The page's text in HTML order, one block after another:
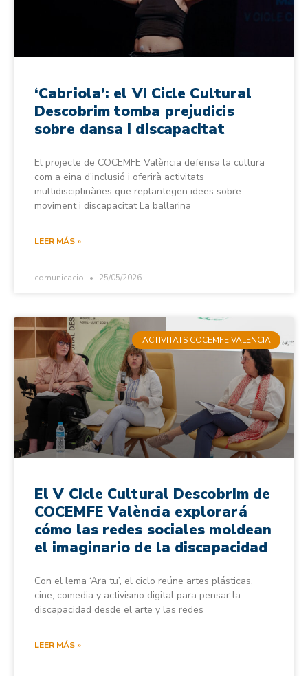
‘Cabriola’: el VI Cicle Cultural
Descobrim tomba prejudicis
sobre dansa i discapacitat
El projecte de COCEMFE València defensa la cultura
com a eina d’inclusió i oferirà activitats
multidisciplinàries que replantegen idees sobre
moviment i discapacitat La ballarina
LEER MÁS »
comunicacio 25/05/2026
ACTIVITATS COCEMFE VALENCIA
El V Cicle Cultural Descobrim de
COCEMFE València explorará
cómo las redes sociales moldean
el imaginario de la discapacidad
Con el lema ‘Ara tu’, el ciclo reúne artes plásticas,
cine, comedia y activismo digital para pensar la
discapacidad desde el arte y las redes
LEER MÁS »